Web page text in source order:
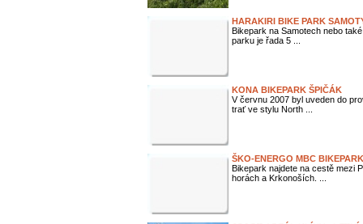
HARAKIRI BIKE PARK
Bikepark na Samotech nebo
parku je řada 5 ...
KONA BIKEPARK ŠPIČÁK
V červnu 2007 byl uveden do
trať ve stylu North ...
ŠKO-ENERGO MBC
Bikepark najdete na cestě mezi
horách a Krkonoších. ...